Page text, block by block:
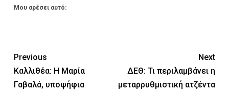
Μου αρέσει αυτό:
Previous
Καλλιθέα: Η Μαρία
Γαβαλά, υποψήφια
Next
ΔΕΘ: Τι περιλαμβάνει η
μεταρρυθμιστική ατζέντα